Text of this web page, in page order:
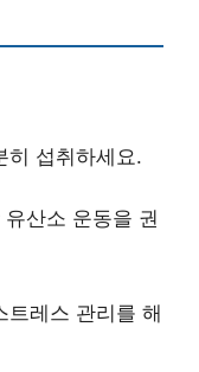
히 섭취하세요.
산소 운동을 권
트레스 관리를 해